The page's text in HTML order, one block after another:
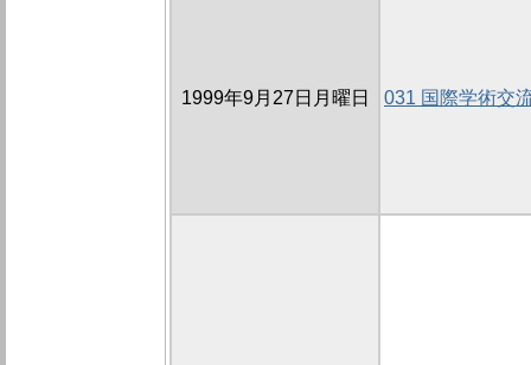
1999年9月27日月曜日 031 国際学術交